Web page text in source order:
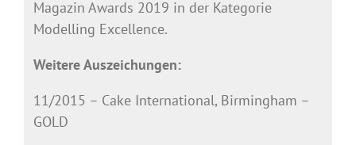
Magazin Awards 2019 in der Kategorie
Modelling Excellence.
Weitere Auszeichungen:
11/2015 – Cake International, Birmingham –
GOLD